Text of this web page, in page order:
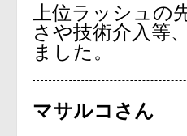
上位ラッシュの
さや技術介入等
ました。
マサルコさん